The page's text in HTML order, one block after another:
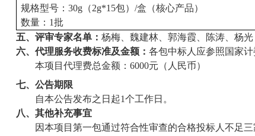
规格型号： 30g（2g*15包）/盒 （核心产品）
数量： 1批
五、 评审专家名单： 杨梅、魏建林、郭海霞、陈涛、杨光
六、代理服务收费标准及金额： 各包中标人应参照国家计
本项目代理费总金额： 6000元（人民币）
七、公告期限
自本公告发布之日起1个工作日。
八、其他补充事宜
因本项目第一包通过符合性审查的合格投标人不足